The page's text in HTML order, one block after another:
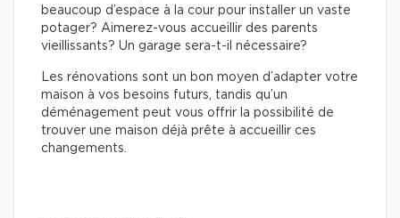
beaucoup d’espace à la cour pour installer un vaste
potager? Aimerez-vous accueillir des parents
vieillissants? Un garage sera-t-il nécessaire?
Les rénovations sont un bon moyen d’adapter votre
maison à vos besoins futurs, tandis qu’un
déménagement peut vous offrir la possibilité de
trouver une maison déjà prête à accueillir ces
changements.